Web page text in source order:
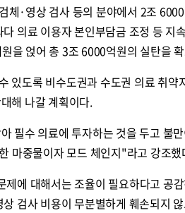
체·영상 검사 등의 분야에서 2조
의료 이용자 본인부담금 조정 등 지
을 얹어 총 3조 6000억원의 실탄을
있도록 비수도권과 수도권 의료 취약
해 나갈 계획이다.
필수 의료에 투자하는 것을 두고 불
마중물이자 모드 체인지"라고 강조했
에 대해서는 조율이 필요하다고 공
검사 비용이 무분별하게 훼손되지